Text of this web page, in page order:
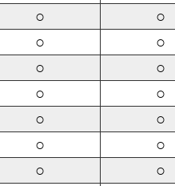
○ ○
○ ○
○ ○
○ ○
○ ○
○ ○
○ ○